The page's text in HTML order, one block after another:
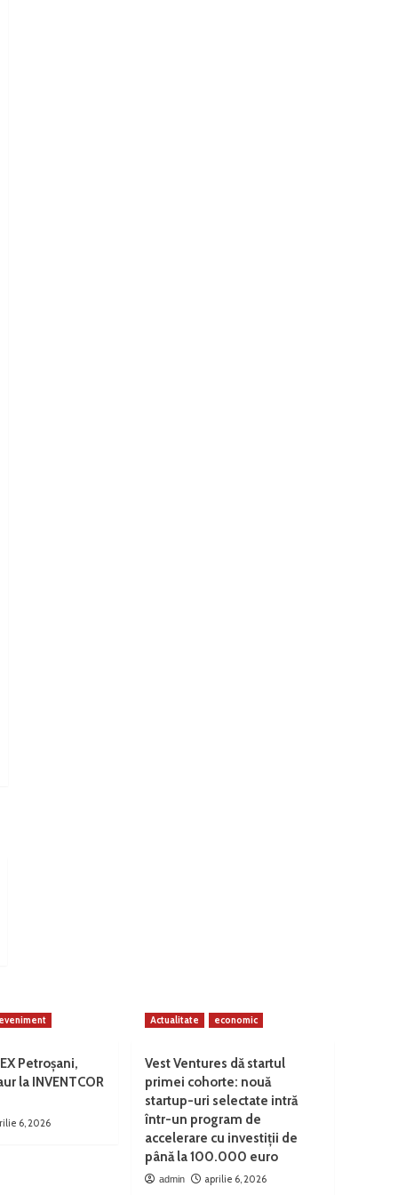
Petroșani,
la INVENTCOR
6, 2026
Actualitate economic
Vest Ventures dă startul
primei cohorte: nouă
startup-uri selectate intră
într-un program de
accelerare cu investiții de
până la 100.000 euro
admin aprilie 6, 2026